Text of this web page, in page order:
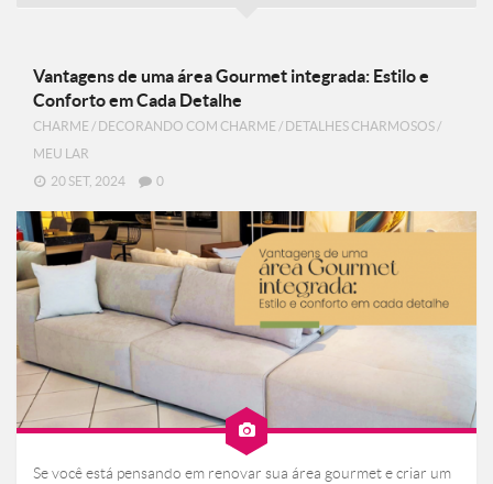
Faça Você Mesma
Meu Lar
Contato
Vantagens de uma área Gourmet integrada: Estilo e
Conforto em Cada Detalhe
CHARME / DECORANDO COM CHARME / DETALHES CHARMOSOS /
MEU LAR
20 SET, 2024
0
Se você está pensando em renovar sua área gourmet e criar um